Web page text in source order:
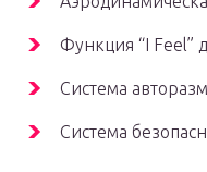
Функция “I Feel”
Система
Система